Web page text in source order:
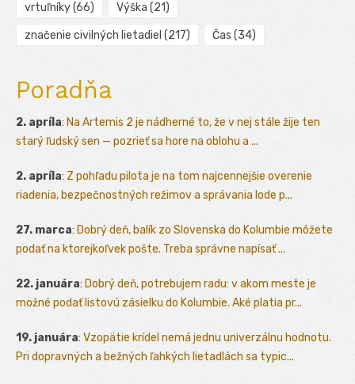
vrtuľníky(66) Výška (21)
značenie civilných lietadiel (217) Čas (34)
Poradňa
2. apríla: Na Artemis 2 je nádherné to, že v nej stále žije ten
starý ľudský sen — pozrieť sa hore na oblohu a ...
2. apríla: Z pohľadu pilota je na tom najcennejšie overenie
riadenia, bezpečnostných režimov a správania lode p...
27. marca: Dobrý deň, balík zo Slovenska do Kolumbie môžete
podať na ktorejkoľvek pošte. Treba správne napísať ...
22. januára: Dobrý deň, potrebujem radu: v akom meste je
možné podať listovú zásielku do Kolumbie. Aké platia pr...
19. januára: Vzopätie krídel nemá jednu univerzálnu hodnotu.
Pri dopravných a bežných ľahkých lietadlách sa typic...